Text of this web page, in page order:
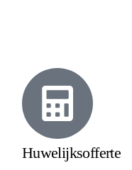
Huwelijksofferte